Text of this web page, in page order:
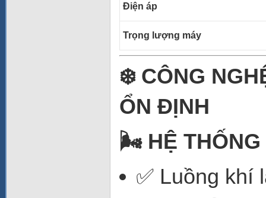
Điện áp
Trọng lượng máy
❄️ CÔNG
ỔN ĐỊNH
🌬️ HỆ THỐNG
✅ Luồng